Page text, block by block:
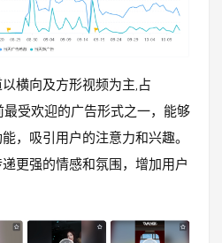
横向及方形视频为主,占
最受欢迎的广告形式之一，能够
，吸引用户的注意力和兴趣。
更强的情感和氛围，增加用户